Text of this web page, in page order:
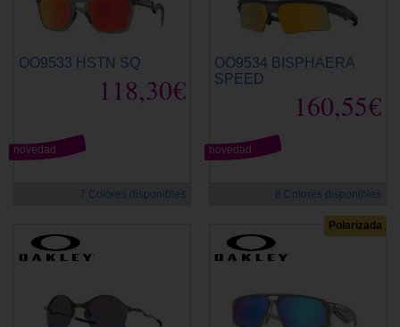
OO9533 HSTN SQ
118,30€
novedad
7 Colores disponibles
OO9534 BISPHAERA
SPEED
160,55€
novedad
8 Colores disponibles
Polarizada